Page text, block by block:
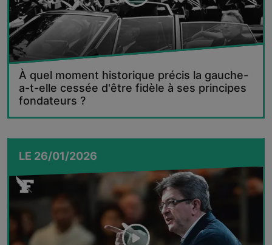
À quel moment historique précis la gauche-
a-t-elle cessée d'être fidèle à ses principes
fondateurs ?
LE 26/01/2026